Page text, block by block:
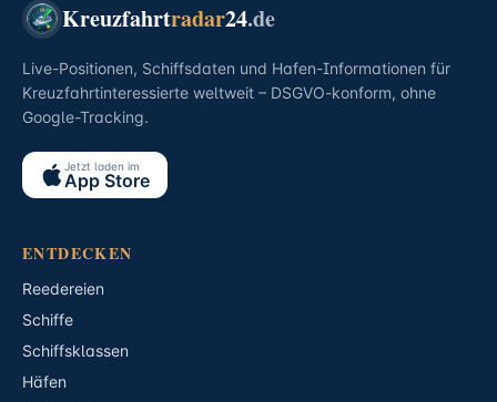
Kreuzfahrtradar24.de
Live-Positionen, Schiffsdaten und Hafen-Informationen für
Kreuzfahrtinteressierte weltweit – DSGVO-konform, ohne
Google-Tracking.
Jetzt laden im
App Store
ENTDECKEN
Reedereien
Schiffe
Schiffsklassen
Häfen